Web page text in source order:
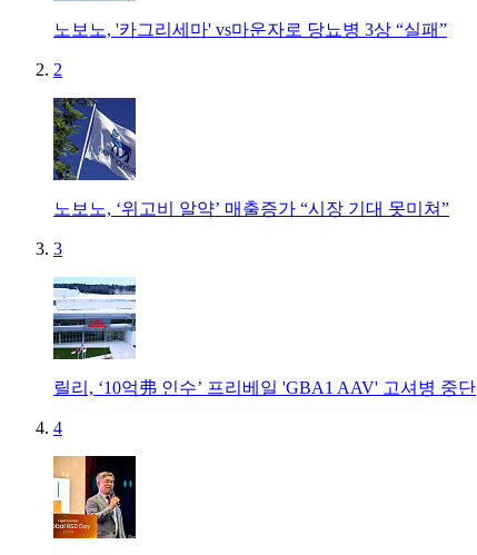
노보노, '카그리세마' vs마운자로 당뇨병 3상 “실패”
2
노보노, ‘위고비 알약’ 매출증가 “시장 기대 못미쳐”
3
릴리, ‘10억弗 인수’ 프리베일 'GBA1 AAV' 고셔병 중단
4